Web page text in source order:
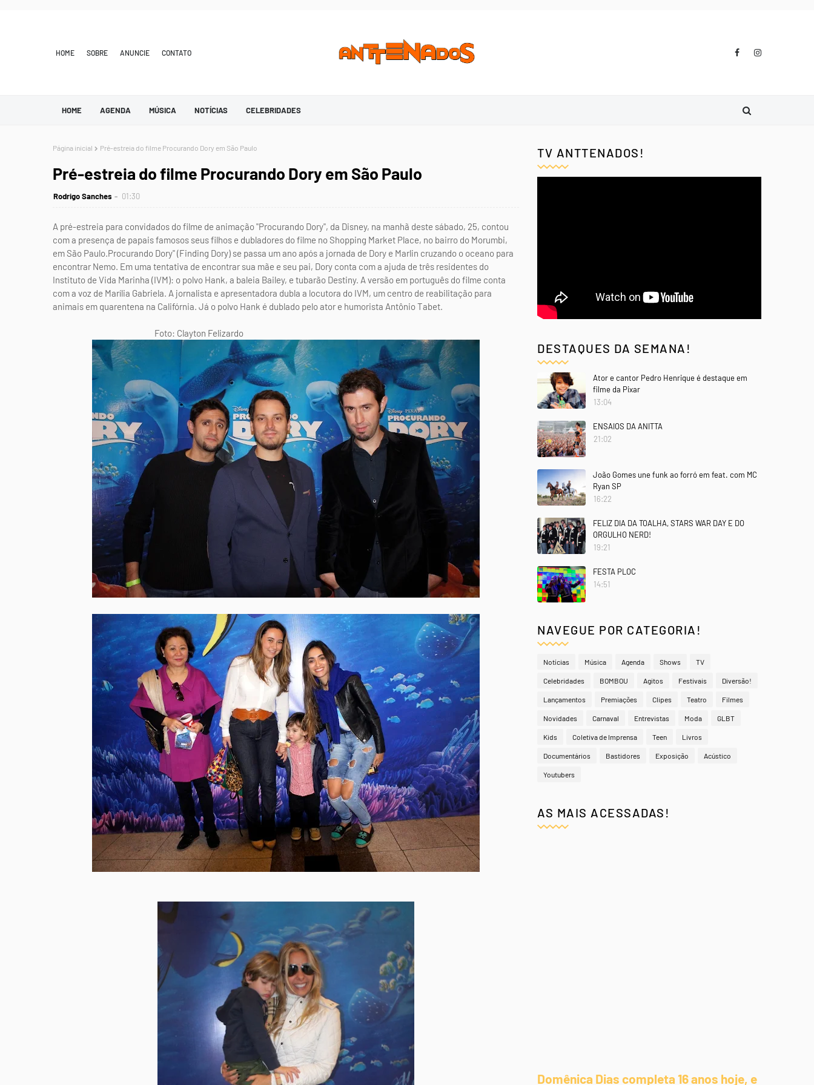
HOME SOBRE ANUNCIE CONTATO
HOME AGENDA MÚSICA NOTÍCIAS CELEBRIDADES
Página inicial Pré-estreia do filme Procurando Dory em São Paulo
Pré-estreia do filme Procurando Dory em São Paulo
Rodrigo Sanches 01:30
A pré-estreia para convidados do filme de animação "Procurando Dory", da Disney, na manhã deste sábado, 25, contou
com a presença de papais famosos seus filhos e dubladores do filme no Shopping Market Place, no bairro do Morumbi,
em São Paulo.Procurando Dory" (Finding Dory) se passa um ano após a jornada de Dory e Marlin cruzando o oceano para
encontrar Nemo. Em uma tentativa de encontrar sua mãe e seu pai, Dory conta com a ajuda de três residentes do
Instituto de Vida Marinha (IVM): o polvo Hank, a baleia Bailey, e tubarão Destiny. A versão em português do filme conta
com a voz de Marília Gabriela. A jornalista e apresentadora dubla a locutora do IVM, um centro de reabilitação para
animais em quarentena na Califórnia. Já o polvo Hank é dublado pelo ator e humorista Antônio Tabet.
Foto: Clayton Felizardo
TV ANTTENADOS!
DESTAQUES DA SEMANA!
Ator e cantor Pedro Henrique é destaque em
filme da Pixar
13:04
ENSAIOS DA ANITTA
21:02
João Gomes une funk ao forró em feat. com MC
Ryan SP
16:22
FELIZ DIA DA TOALHA, STARS WAR DAY E DO
ORGULHO NERD!
19:21
FESTA PLOC
14:51
NAVEGUE POR CATEGORIA!
Notícias Música Agenda Shows TV
Celebridades BOMBOU Agitos Festivais Diversão!
Lançamentos Premiações Clipes Teatro Filmes
Novidades Carnaval Entrevistas Moda GLBT
Kids Coletiva de Imprensa Teen Livros
Documentários Bastidores Exposição Acústico
Youtubers
AS MAIS ACESSADAS!
Domênica Dias completa 16 anos hoje, e